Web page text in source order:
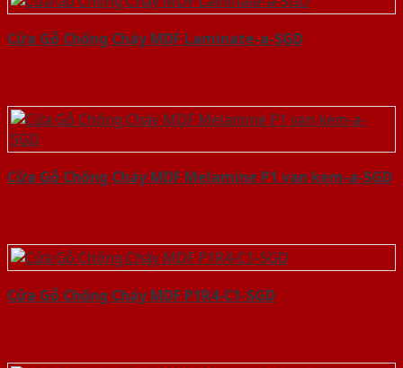
Cửa Gỗ Chống Cháy MDF Laminate-a-SGD
Cửa Gỗ Chống Cháy MDF Melamine P1 van kem-a-SGD
Cửa Gỗ Chống Cháy MDF P1R4-C1-SGD